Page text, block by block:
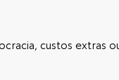
custos extras